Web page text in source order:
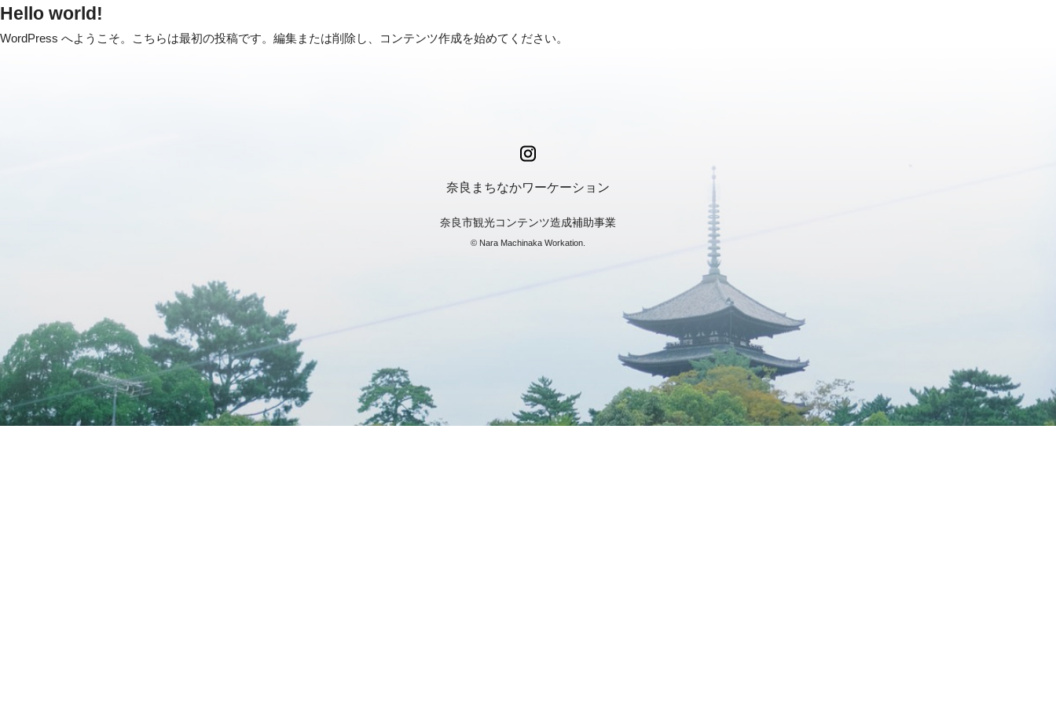
Hello world!
WordPress へようこそ。こちらは最初の投稿です。編集または削除し、コンテンツ作成を始めてください。
奈良まちなかワーケーション
奈良市観光コンテンツ造成補助事業
© Nara Machinaka Workation.